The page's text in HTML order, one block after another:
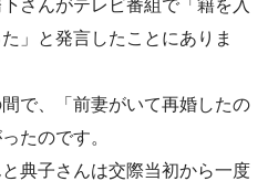
さんがテレビ番組で「籍を入
」と発言したことにありま
で、「前妻がいて再婚したの
たのです。
典子さんは交際当初から一度